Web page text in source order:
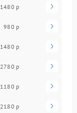
1480 р
980 р
1480 р
2780 р
1180 р
2180 р